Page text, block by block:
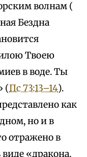
волнам (
Бездна
Твоею
в воде. Ты
(Пс 73:13–14).
как
но и в
отражено в
«дракона,